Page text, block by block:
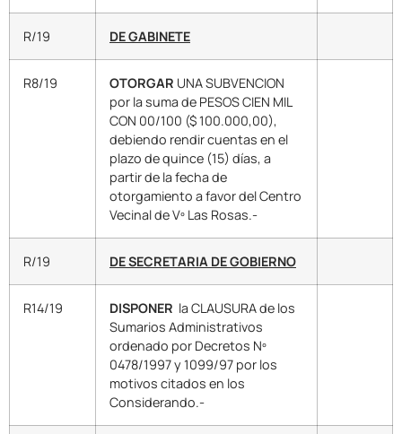
R/19 DE GABINETE
R8/19 OTORGAR UNA SUBVENCION
por la suma de PESOS CIEN MIL
CON 00/100 ($ 100.000,00),
debiendo rendir cuentas en el
plazo de quince (15) días, a
partir de la fecha de
otorgamiento a favor del Centro
Vecinal de Vº Las Rosas.-
R/19 DE SECRETARIA DE GOBIERNO
R14/19 DISPONER la CLAUSURA de los
Sumarios Administrativos
ordenado por Decretos Nº
0478/1997 y 1099/97 por los
motivos citados en los
Considerando.-